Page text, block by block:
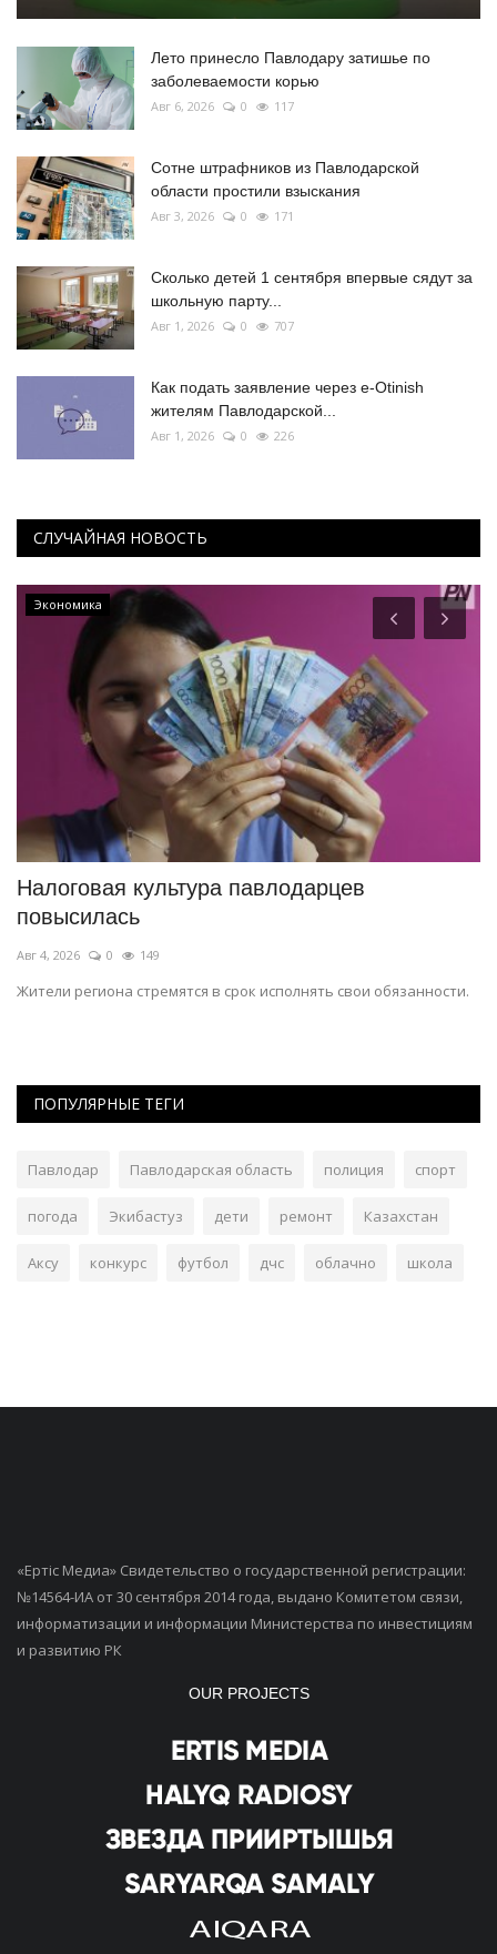
Лето принесло Павлодару затишье по
заболеваемости корью
Авг 6, 2026 0 117
Сотне штрафников из Павлодарской
области простили взыскания
Авг 3, 2026 0 171
Сколько детей 1 сентября впервые сядут за
школьную парту...
Авг 1, 2026 0 707
Как подать заявление через e-Otinish
жителям Павлодарской...
Авг 1, 2026 0 226
СЛУЧАЙНАЯ НОВОСТЬ
Экономика
Налоговая культура павлодарцев
повысилась
Авг 4, 2026 0 149
Жители региона стремятся в срок исполнять свои обязанности.
ПОПУЛЯРНЫЕ ТЕГИ
Павлодар Павлодарская область полиция спорт
погода Экибастуз дети ремонт Казахстан
Аксу конкурс футбол дчс облачно школа
«Ертiс Медиа» Свидетельство о государственной регистрации:
№14564-ИА от 30 сентября 2014 года, выдано Комитетом связи,
информатизации и информации Министерства по инвестициям
и развитию РК
OUR PROJECTS